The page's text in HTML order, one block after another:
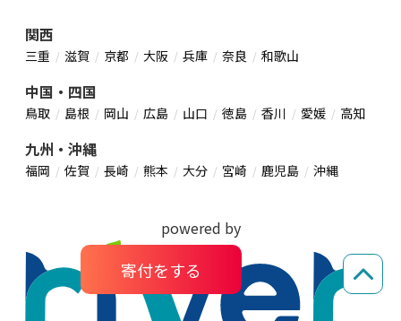
寄付をする
関西
三重 滋賀 京都 大阪 兵庫 奈良 和歌山
中国・四国
鳥取 島根 岡山 広島 山口 徳島 香川 愛媛 高知
九州・沖縄
福岡 佐賀 長崎 熊本 大分 宮崎 鹿児島 沖縄
powered by